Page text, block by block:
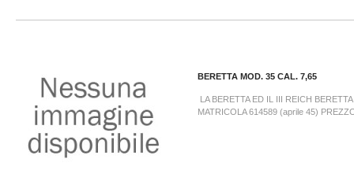
BERETTA MOD. 35 CAL. 7,65
LA BERETTA ED IL III REICH
MATRICOLA 614589 (aprile 45)